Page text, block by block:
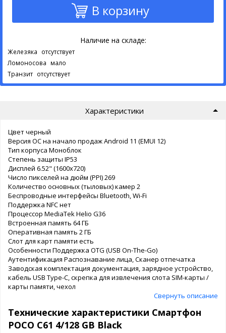
В корзину
Наличие на складе:
Железяка отсутствует
Ломоносова мало
Транзит отсутствует
Характеристики
Цвет черный
Версия ОС на начало продаж Android 11 (EMUI 12)
Тип корпуса Моноблок
Степень защиты IP53
Дисплей 6.52" (1600x720)
Число пикселей на дюйм (PPI) 269
Количество основных (тыловых) камер 2
Беспроводные интерфейсы Bluetooth, Wi-Fi
Поддержка NFC нет
Процессор MediaTek Helio G36
Встроенная память 64 ГБ
Оперативная память 2 ГБ
Слот для карт памяти есть
Особенности Поддержка OTG (USB On-The-Go)
Аутентификация Распознавание лица, Сканер отпечатка
Заводская комплектация документация, зарядное устройство,
кабель USB Type-C, скрепка для извлечения слота SIM-карты /
карты памяти, чехол
Свернуть описание
Технические характеристики Смартфон
POCO C61 4/128 GB Black